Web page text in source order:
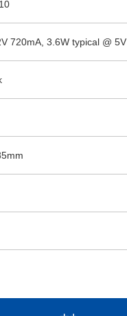
720mA, 3.6W typical @ 5V